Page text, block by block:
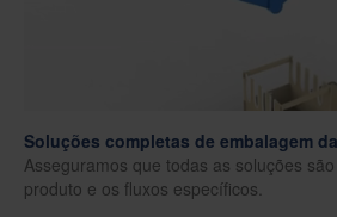
Soluções completas de embalagem
Asseguramos que todas as soluções
produto e os fluxos específicos.